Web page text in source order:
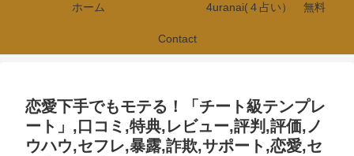
ホーム 4uranai(４占い） 無料
Contact
恋愛下手でもモテる！「チート級テンプレ
ート」,口コミ,特典,レビュー,評判,評価,ノ
ウハウ,セフレ,暴露,詐欺,サポート,恋愛,セ